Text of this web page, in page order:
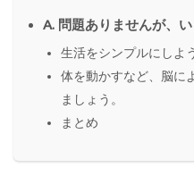
A. 問題ありませんが、
生活をシンプルにしよ
体を動かすなど、脳に
ましょう。
まとめ